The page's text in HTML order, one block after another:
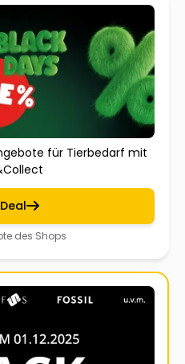
für Tierbedarf mit
des Shops